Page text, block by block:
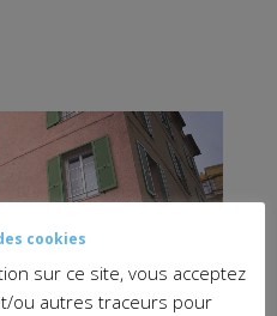
cookies
sur ce site, vous acceptez
ou autres traceurs pour